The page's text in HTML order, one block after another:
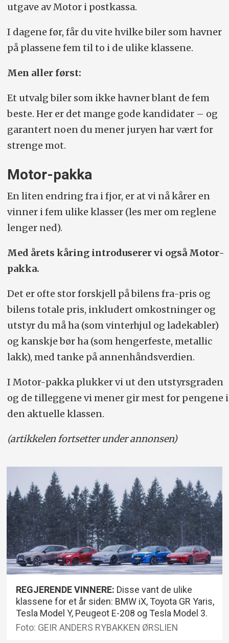
utgave av Motor i postkassa.
I dagene før, får du vite hvilke biler som havner
på plassene fem til to i de ulike klassene.
Men aller først:
Et utvalg biler som ikke havner blant de fem
beste. Her er det mange gode kandidater – og
garantert noen du mener juryen har vært for
strenge mot.
Motor-pakka
En liten endring fra i fjor, er at vi nå kårer en
vinner i fem ulike klasser (les mer om reglene
lenger ned).
Med årets kåring introduserer vi også Motor-
pakka.
Det er ofte stor forskjell på bilens fra-pris og
bilens totale pris, inkludert omkostninger og
utstyr du må ha (som vinterhjul og ladekabler)
og kanskje bør ha (som hengerfeste, metallic
lakk), med tanke på annenhåndsverdien.
I Motor-pakka plukker vi ut den utstyrsgraden
og de tilleggene vi mener gir mest for pengene i
den aktuelle klassen.
(artikkelen fortsetter under annonsen)
REGJERENDE VINNERE: Disse vant de ulike
klassene for et år siden: BMW iX, Toyota GR Yaris,
Tesla Model Y, Peugeot E-208 og Tesla Model 3.
Foto: GEIR ANDERS RYBAKKEN ØRSLIEN